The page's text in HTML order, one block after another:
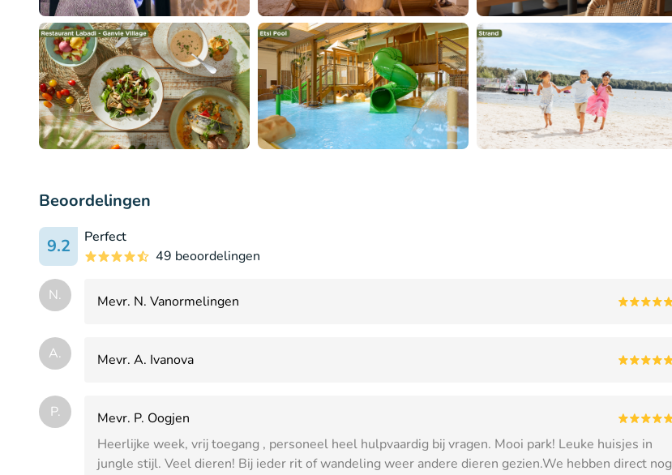
Beoordelingen
9.2
Perfect
49 beoordelingen
N. Mevr. N. Vanormelingen
A. Mevr. A. Ivanova
P.
Mevr. P. Oogjen
Heerlijke week, vrij toegang , personeel heel hulpvaardig bij vragen. Mooi park! Leuke huisjes in
jungle stijl. Veel dieren! Bij ieder rit of wandeling weer andere dieren gezien.We hebben direct nog